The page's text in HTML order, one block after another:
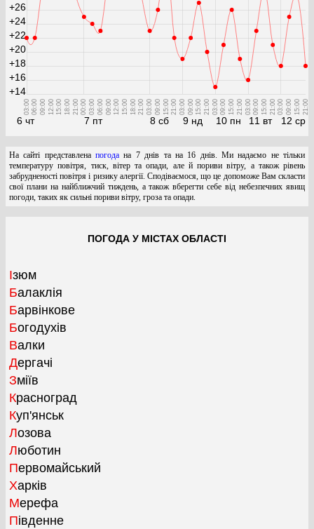
6 чт
03:0006:00 09:00 12:0015:00 18:00 21:00
7 пт
00:00 03:00 06:00 09:0012:00 15:00 18:0021:00
8 сб
03:00 09:00 15:0021:00
9 нд
03:00 09:0015:00 21:00
10 пн
03:0009:00 15:00 21:00
11 вт
03:0009:00 15:00 21:00
12 ср
03:00 09:00 15:00 21:00
+14
+16
+18
+20
+22
+24
+26
На сайті представленапогода на 7 днів та на 16 днів. Ми надаємо не тільки
температуру повітря, тиск, вітер та опади, але й пориви вітру, а також рівень
забрудненості повітря і ризику алергії. Сподіваємося, що це допоможе Вам скласти
свої плани на найближчий тиждень, а також вберегти себе від небезпечних явищ
погоди, таких як сильні пориви вітру, гроза та опади.
ПОГОДА У МІСТАХ ОБЛАСТІ
Ізюм
Балаклія
Барвінкове
Богодухів
Валки
Дергачі
Зміїв
Красноград
Куп'янськ
Лозова
Люботин
Первомайський
Харків
Мерефа
Південне